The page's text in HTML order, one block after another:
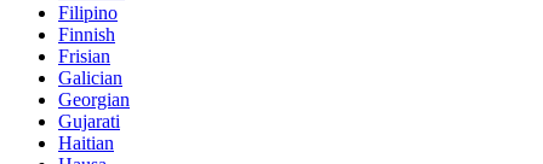
Filipino
Finnish
Frisian
Galician
Georgian
Gujarati
Haitian